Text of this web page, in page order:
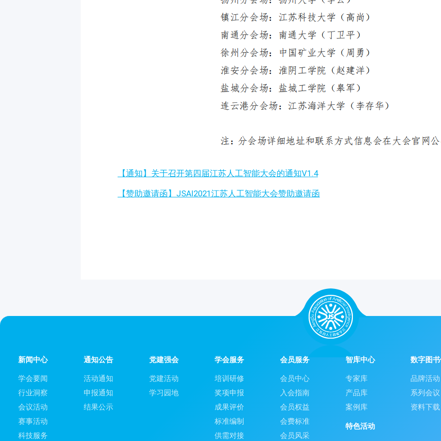
【通知】关于召开第四届江苏人工智能大会的通知V1.4
【赞助邀请函】JSAI2021江苏人工智能大会赞助邀请函
新闻中心
学会要闻
行业洞察
会议活动
赛事活动
科技服务
通知公告
活动通知
申报通知
结果公示
党建强会
党建活动
学习园地
学会服务
培训研修
奖项申报
成果评价
标准编制
供需对接
会员服务
会员中心
入会指南
会员权益
会费标准
会员风采
智库中心
专家库
产品库
案例库
特色活动
数字图
品牌活动
系列会议
资料下载